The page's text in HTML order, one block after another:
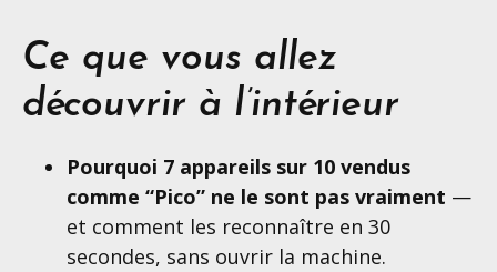
Ce que vous allez
découvrir à l’intérieur
Pourquoi 7 appareils sur 10 vendus
comme “Pico” ne le sont pas vraiment —
et comment les reconnaître en 30
secondes, sans ouvrir la machine.